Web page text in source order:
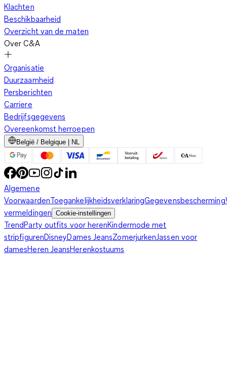
Klachten
Beschikbaarheid
Overzicht van de maten
Over C&A
Organisatie
Duurzaamheid
Persberichten
Carriere
Bedrijfsgegevens
Overeenkomst herroepen
België / Belgique | NL
Algemene
VoorwaardenToegankelijkheidsverklaringGegevensbescherming
vermeldingen Cookie-instellingen
TrendParty outfits voor herenKindermode met
stripfigurenDisneyDames JeansZomerjurken Jassen voor
damesHeren JeansHerenkostuums